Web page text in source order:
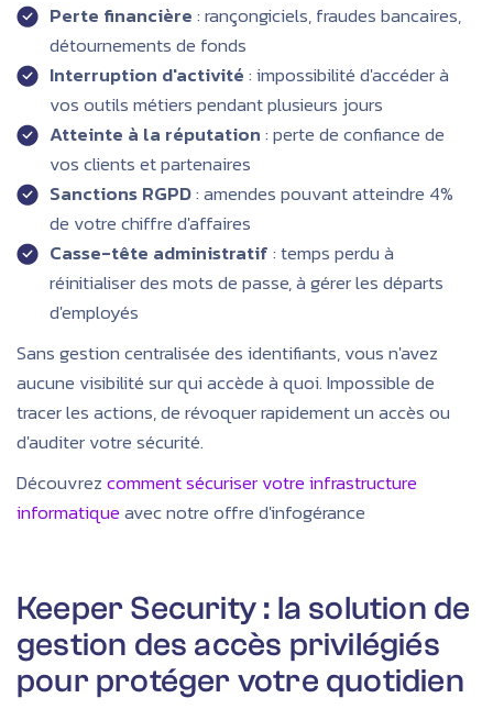
Perte financière: rançongiciels, fraudes bancaires,
détournements de fonds
Interruption d'activité: impossibilité d'accéder à
vos outils métiers pendant plusieurs jours
Atteinte à la réputation: perte de confiance de
vos clients et partenaires
Sanctions RGPD: amendes pouvant atteindre 4%
de votre chiffre d'affaires
Casse-tête administratif: temps perdu à
réinitialiser des mots de passe, à gérer les départs
d'employés
Sans gestion centralisée des identifiants, vous n'avez
aucune visibilité sur qui accède à quoi. Impossible de
tracer les actions, de révoquer rapidement un accès ou
d'auditer votre sécurité.
Découvrezcomment sécuriser votre infrastructure
informatiqueavec notre offre d'infogérance
Keeper Security : la solution de
gestion des accès privilégiés
pour protéger votre quotidien